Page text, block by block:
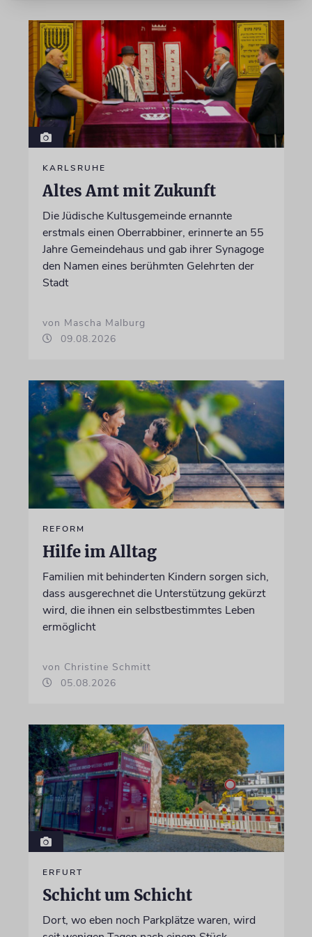
KARLSRUHE
Altes Amt mit Zukunft
Die Jüdische Kultusgemeinde ernannte
erstmals einen Oberrabbiner, erinnerte an 55
Jahre Gemeindehaus und gab ihrer Synagoge
den Namen eines berühmten Gelehrten der
Stadt
von Mascha Malburg
09.08.2026
REFORM
Hilfe im Alltag
Familien mit behinderten Kindern sorgen sich,
dass ausgerechnet die Unterstützung gekürzt
wird, die ihnen ein selbstbestimmtes Leben
ermöglicht
von Christine Schmitt
05.08.2026
ERFURT
Schicht um Schicht
Dort, wo eben noch Parkplätze waren, wird